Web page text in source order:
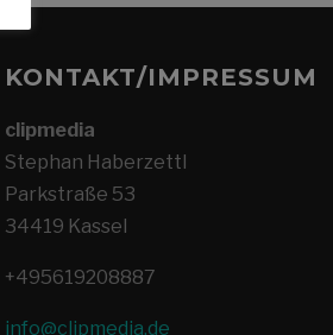
KONTAKT/IMPRESSUM
clipmedia
Stephan Haberzettl
Parkstraße 53
34419 Kassel
+495619208887
info@clipmedia.de